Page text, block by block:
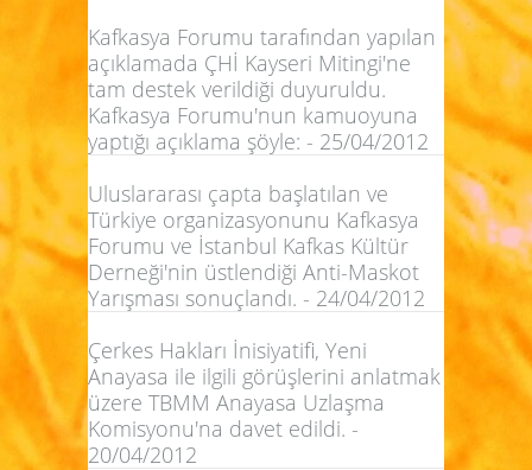
Kafkasya Forumu tarafından yapılan
açıklamada ÇHİ Kayseri Mitingi'ne
tam destek verildiği duyuruldu.
Kafkasya Forumu'nun kamuoyuna
yaptığı açıklama şöyle: - 25/04/2012
Uluslararası çapta başlatılan ve
Türkiye organizasyonunu Kafkasya
Forumu ve İstanbul Kafkas Kültür
Derneği'nin üstlendiği Anti-Maskot
Yarışması sonuçlandı. - 24/04/2012
Çerkes Hakları İnisiyatifi, Yeni
Anayasa ile ilgili görüşlerini anlatmak
üzere TBMM Anayasa Uzlaşma
Komisyonu'na davet edildi. -
20/04/2012